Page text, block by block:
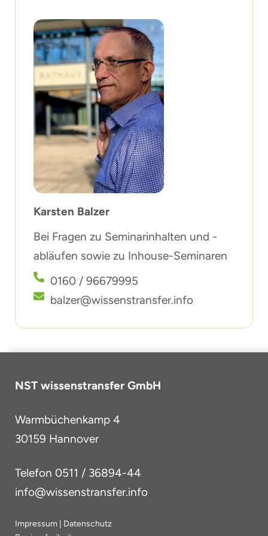
Karsten Balzer
Bei Fragen zu Seminarinhalten und -
abläufen sowie zu Inhouse-Seminaren
0160 / 96679995
balzer@wissenstransfer.info
NST wissenstransfer GmbH
Warmbüchenkamp 4
30159 Hannover
Telefon 0511 / 36894-44
info@wissenstransfer.info
Impressum
Datenschutz